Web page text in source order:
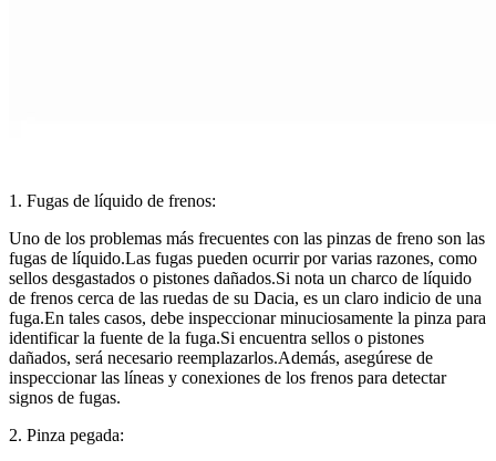
1. Fugas de líquido de frenos:
Uno de los problemas más frecuentes con las pinzas de freno son las
fugas de líquido.Las fugas pueden ocurrir por varias razones, como
sellos desgastados o pistones dañados.Si nota un charco de líquido
de frenos cerca de las ruedas de su Dacia, es un claro indicio de una
fuga.En tales casos, debe inspeccionar minuciosamente la pinza para
identificar la fuente de la fuga.Si encuentra sellos o pistones
dañados, será necesario reemplazarlos.Además, asegúrese de
inspeccionar las líneas y conexiones de los frenos para detectar
signos de fugas.
2. Pinza pegada: